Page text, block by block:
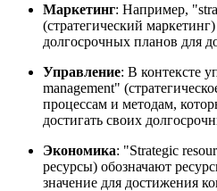
Маркетинг: Например,
(стратегический
долгосрочных планов для
Управление: В контексте
management"
процессам и методам,
достигать своих
Экономика: "Strategic
ресурсы) обозначают
значение для достижения